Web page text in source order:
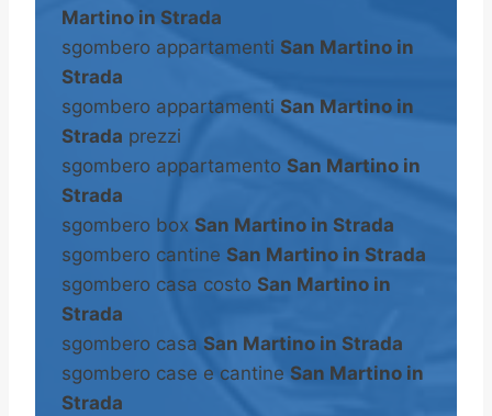
Martino in Strada
sgombero appartamenti San Martino in
Strada
sgombero appartamenti San Martino in
Strada prezzi
sgombero appartamento San Martino in
Strada
sgombero box San Martino in Strada
sgombero cantine San Martino in Strada
sgombero casa costo San Martino in
Strada
sgombero casa San Martino in Strada
sgombero case e cantine San Martino in
Strada